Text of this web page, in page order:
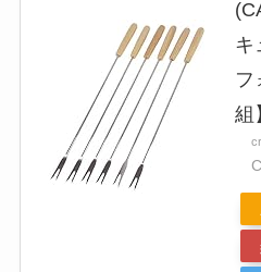
キ
フ
組